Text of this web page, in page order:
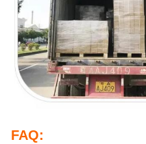
FAQ: